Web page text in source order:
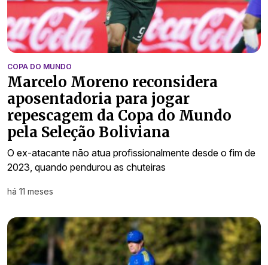
COPA DO MUNDO
Marcelo Moreno reconsidera
aposentadoria para jogar
repescagem da Copa do Mundo
pela Seleção Boliviana
O ex-atacante não atua profissionalmente desde o fim de
2023, quando pendurou as chuteiras
há 11 meses